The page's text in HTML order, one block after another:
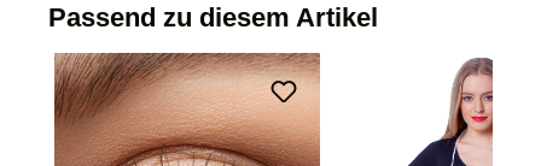
Passend zu diesem Artikel